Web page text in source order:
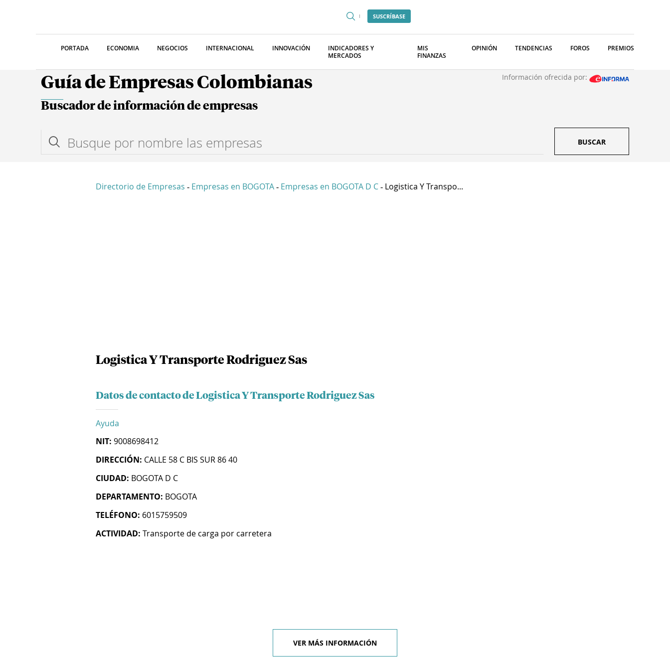
SUSCRÍBASE
PORTADA ECONOMIA NEGOCIOS INTERNACIONAL INNOVACIÓN
INDICADORES Y
MERCADOS
MIS
FINANZAS
OPINIÓN TENDENCIAS FOROS PREMIOS
Guía de Empresas Colombianas Información ofrecida por:
Buscador de información de empresas
BUSCAR
Directorio de Empresas - Empresas en BOGOTA - Empresas en BOGOTA D C - Logistica Y Transpo...
Logistica Y Transporte Rodriguez Sas
Datos de contacto de Logistica Y Transporte Rodriguez Sas
Ayuda
NIT: 9008698412
DIRECCIÓN: CALLE 58 C BIS SUR 86 40
CIUDAD: BOGOTA D C
DEPARTAMENTO: BOGOTA
TELÉFONO: 6015759509
ACTIVIDAD: Transporte de carga por carretera
VER MÁS INFORMACIÓN